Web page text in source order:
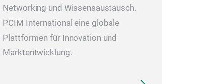
Networking und Wissensaustausch.
PCIM International eine globale
Plattformen für Innovation und
Marktentwicklung.